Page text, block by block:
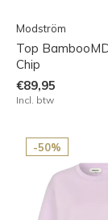
Modström
Top
Chip
€89,95
Incl. btw
-50%